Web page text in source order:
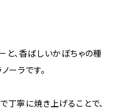
と、香ばしいかぼちゃの種
ーラです。
丁寧に焼き上げることで、